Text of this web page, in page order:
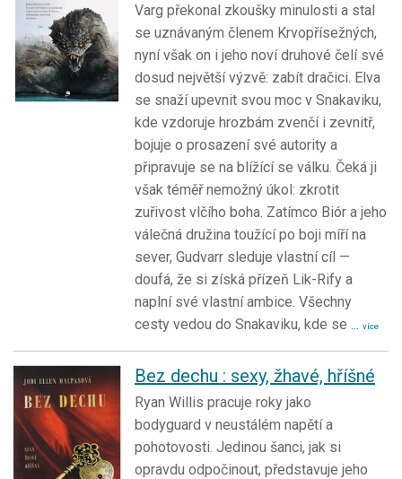
Varg překonal zkoušky minulosti a stal
se uznávaným členem Krvopřísežných,
nyní však on i jeho noví druhové čelí své
dosud největší výzvě: zabít dračici. Elva
se snaží upevnit svou moc v Snakaviku,
kde vzdoruje hrozbám zvenčí i zevnitř,
bojuje o prosazení své autority a
připravuje se na blížící se válku. Čeká ji
však téměř nemožný úkol: zkrotit
zuřivost vlčího boha. Zatímco Biór a jeho
válečná družina toužící po boji míří na
sever, Gudvarr sleduje vlastní cíl —
doufá, že si získá přízeň Lik-Rify a
naplní své vlastní ambice. Všechny
cesty vedou do Snakaviku, kde se ... více
Bez dechu : sexy, žhavé, hříšné
Ryan Willis pracuje roky jako
bodyguard v neustálém napětí a
pohotovosti. Jedinou šanci, jak si
opravdu odpočinout, představuje jeho